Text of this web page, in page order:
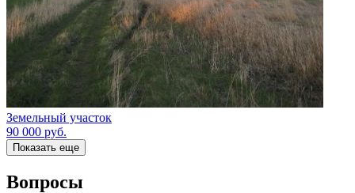
Земельный участок
90 000 руб.
Показать еще
Вопросы